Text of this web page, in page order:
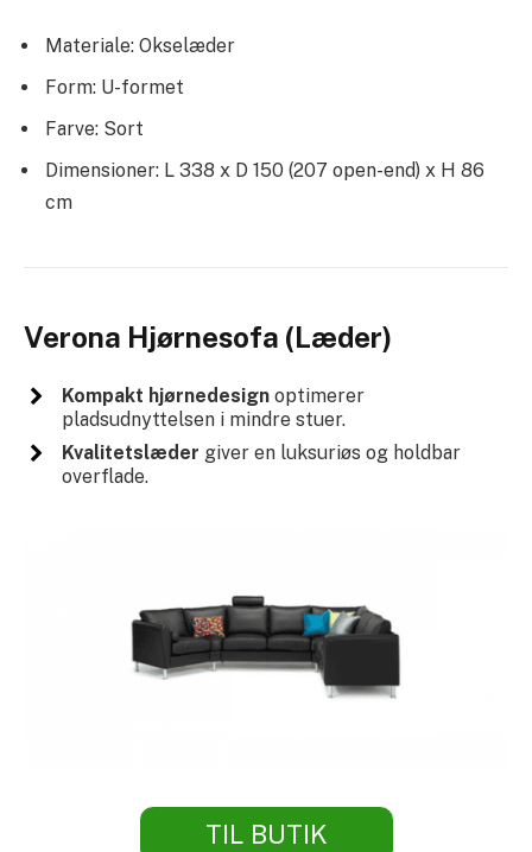
Materiale: Okselæder
Form: U-formet
Farve: Sort
Dimensioner: L 338 x D 150 (207 open-end) x H 86
cm
Verona Hjørnesofa (Læder)
Kompakt hjørnedesignoptimerer
pladsudnyttelsen i mindre stuer.
Kvalitetslæder giver en luksuriøs og holdbar
overflade.
TIL BUTIK